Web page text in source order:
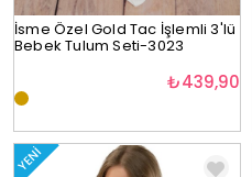
İsme Özel Gold Tac İşlemli 3'lü
Bebek Tulum Seti-3023
₺439,90
YENI